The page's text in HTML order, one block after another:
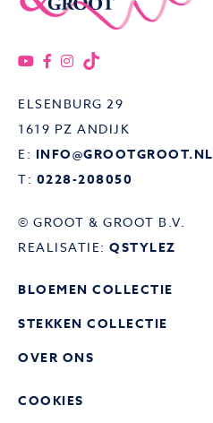
ELSENBURG 29
1619 PZ ANDIJK
E: INFO@GROOTGROOT.NL
T: 0228-208050
© GROOT & GROOT B.V.
REALISATIE: QSTYLEZ
BLOEMEN COLLECTIE
STEKKEN COLLECTIE
OVER ONS
COOKIES